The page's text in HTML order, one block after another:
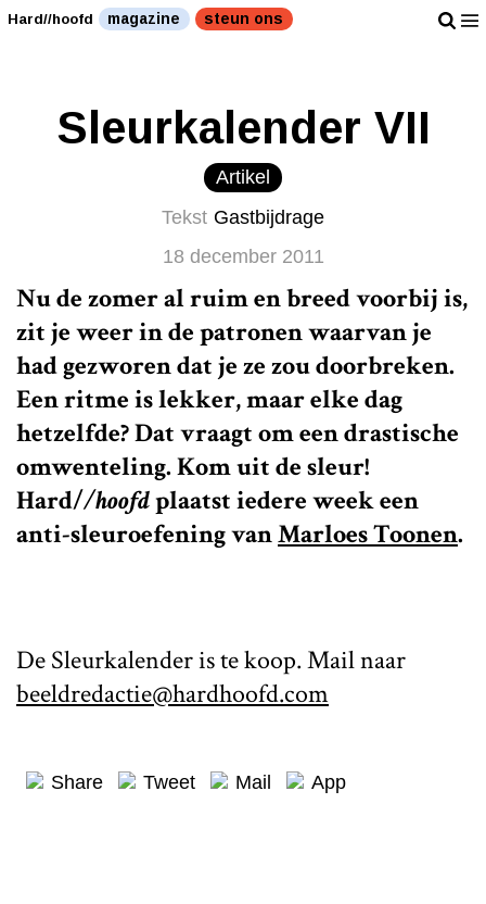
Doe eens gek." />Doe eens gek." />
Hard//hoofd magazine steun ons
Sleurkalender VII
Artikel
Tekst Gastbijdrage
18 december 2011
Nu de zomer al ruim en breed voorbij is,
zit je weer in de patronen waarvan je
had gezworen dat je ze zou doorbreken.
Een ritme is lekker, maar elke dag
hetzelfde? Dat vraagt om een drastische
omwenteling. Kom uit de sleur!
Hard//hoofdplaatst iedere week een
anti-sleuroefening vanMarloes Toonen.
De Sleurkalender is te koop. Mail naar
beeldredactie@hardhoofd.com
Share Tweet Mail App